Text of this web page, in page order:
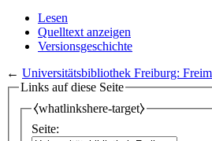
Lesen
Quelltext anzeigen
Versionsgeschichte
← Universitätsbibliothek Freiburg:
Links auf diese Seite
⧼whatlinkshere-target⧽
Seite: